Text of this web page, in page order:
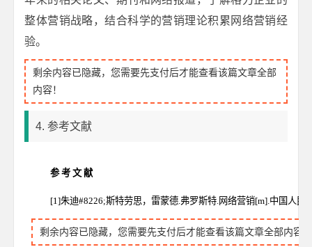
整体营销战略，结合科学的营销理论积累网络营销经
验。
剩余内容已隐藏，您需要先支付后才能查看该篇文章全部
内容！
4. 参考文献
参 考 文 献
[1]朱迪#8226;斯特劳思，雷蒙德.弗罗斯特.网络营销[m].中国人民
剩余内容已隐藏，您需要先支付后才能查看该篇文章全部内容